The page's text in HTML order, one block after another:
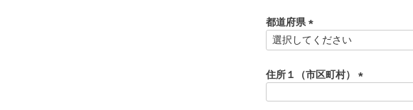
須
)
都道府県
(
須
)
住所１（市区町村）